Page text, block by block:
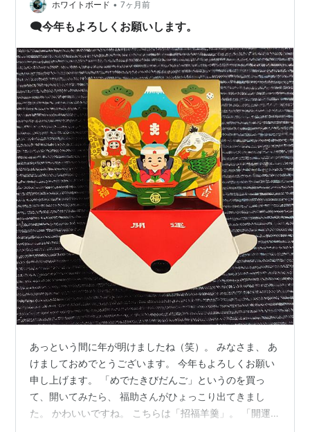
のに、ベクター的な使い方をして…
ホワイトボード • 7ヶ月前
🗨️今年もよろしくお願いします。
あっという間に年が明けましたね（笑）。 みなさま、 あ
けましておめでとうございます。 今年もよろしくお願い
申し上げます。 「めでたきびだんご」というのを買っ
て、開いてみたら、 福助さんがひょっこり出てきまし
た。 かわいいですね。 こちらは「招福羊羹」。 「開運